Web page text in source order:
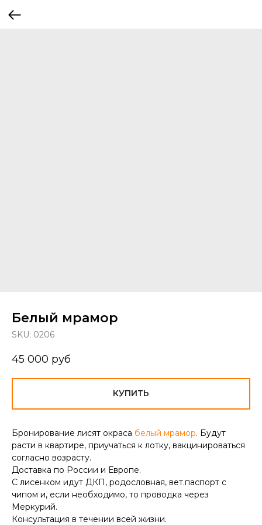
Белый мрамор
SKU: 0206
45 000 руб
КУПИТЬ
Бронирование лисят окраса белый мрамор. Будут
расти в квартире, приучаться к лотку, вакцинироваться
согласно возрасту.
Доставка по России и Европе.
С лисенком идут ДКП, родословная, вет.паспорт с
чипом и, если необходимо, то проводка через
Меркурий.
Консультация в течении всей жизни.